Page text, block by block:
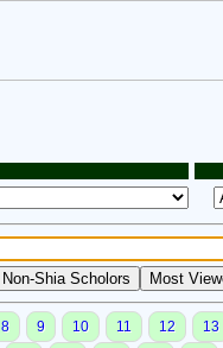
8 9 10 11 12
13